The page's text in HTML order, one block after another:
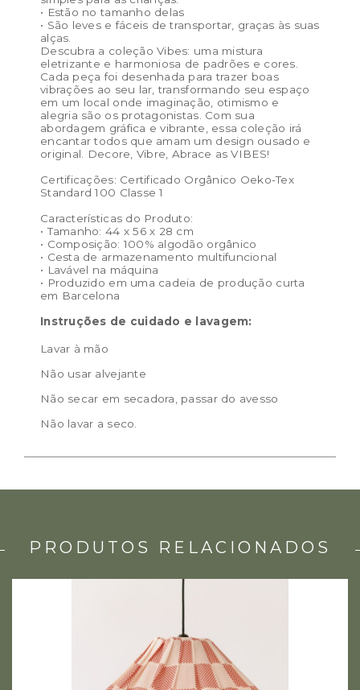
• Estão no tamanho delas
• São leves e fáceis de transportar, graças às suas
alças.
Descubra a coleção Vibes: uma mistura
eletrizante e harmoniosa de padrões e cores.
Cada peça foi desenhada para trazer boas
vibrações ao seu lar, transformando seu espaço
em um local onde imaginação, otimismo e
alegria são os protagonistas. Com sua
abordagem gráfica e vibrante, essa coleção irá
encantar todos que amam um design ousado e
original. Decore, Vibre, Abrace as VIBES!
Certificações: Certificado Orgânico Oeko-Tex
Standard 100 Classe 1
Características do Produto:
• Tamanho: 44 x 56 x 28 cm
• Composição: 100% algodão orgânico
• Cesta de armazenamento multifuncional
• Lavável na máquina
• Produzido em uma cadeia de produção curta
em Barcelona
Instruções de cuidado e lavagem:
Lavar à mão
Não usar alvejante
Não secar em secadora, passar do avesso
Não lavar a seco.
PRODUTOS RELACIONADOS